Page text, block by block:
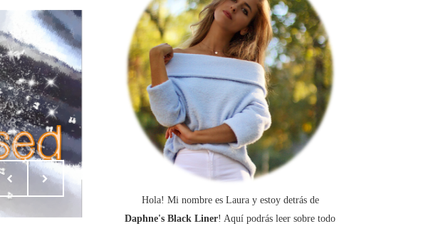
Hola! Mi nombre es Laura y estoy detrás de
Daphne's Black Liner! Aquí podrás leer sobre todo